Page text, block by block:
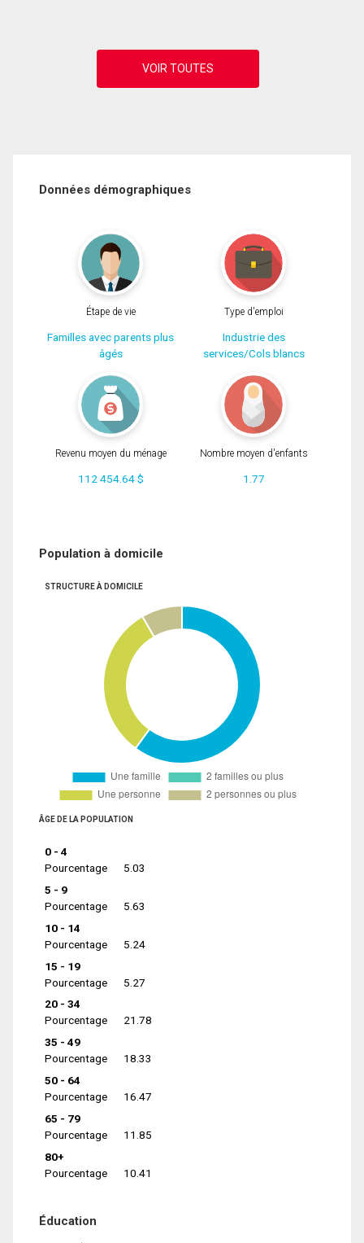
Données démographiques
Étape de vie
Familles avec parents plus
âgés
Type d'emploi
Industrie des
services/Cols blancs
Revenu moyen du ménage
112 454.64 $
Nombre moyen d'enfants
1.77
Population à domicile
STRUCTURE À DOMICILE
ÂGE DE LA POPULATION
0 - 4
Pourcentage
5.03
5 - 9
Pourcentage
5.63
10 - 14
Pourcentage
5.24
15 - 19
Pourcentage
5.27
20 - 34
Pourcentage
21.78
35 - 49
Pourcentage
18.33
50 - 64
Pourcentage
16.47
65 - 79
Pourcentage
11.85
80+
Pourcentage
10.41
Éducation